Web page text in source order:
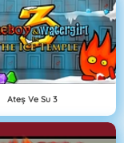
Ateş Ve Su 3